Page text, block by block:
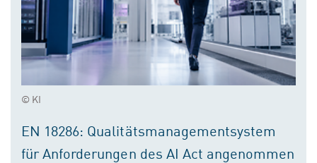
© KI
EN 18286: Qualitätsmanagementsystem
für Anforderungen des AI Act angenommen